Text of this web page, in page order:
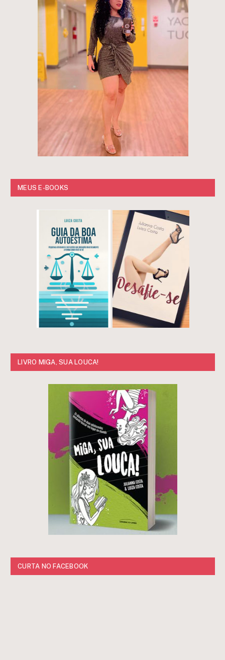
MEUS E-BOOKS
LIVRO MIGA, SUA LOUCA!
CURTA NO FACEBOOK